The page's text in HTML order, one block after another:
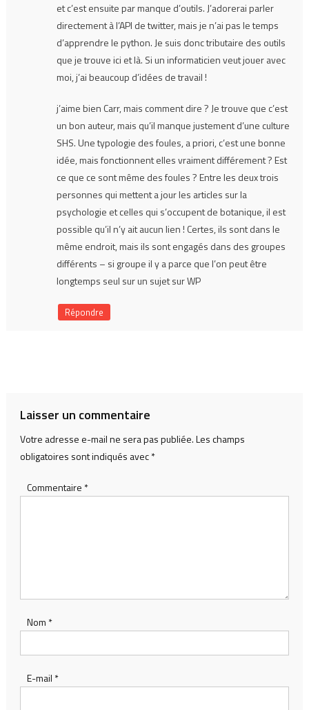
et c’est ensuite par manque d’outils. J’adorerai parler
directement à l’API de twitter, mais je n’ai pas le temps
d’apprendre le python. Je suis donc tributaire des outils
que je trouve ici et là. Si un informaticien veut jouer avec
moi, j’ai beaucoup d’idées de travail !
j’aime bien Carr, mais comment dire ? Je trouve que c’est
un bon auteur, mais qu’il manque justement d’une culture
SHS. Une typologie des foules, a priori, c’est une bonne
idée, mais fonctionnent elles vraiment différement ? Est
ce que ce sont même des foules ? Entre les deux trois
personnes qui mettent a jour les articles sur la
psychologie et celles qui s’occupent de botanique, il est
possible qu’il n’y ait aucun lien ! Certes, ils sont dans le
même endroit, mais ils sont engagés dans des groupes
différents – si groupe il y a parce que l’on peut être
longtemps seul sur un sujet sur WP
Répondre
Laisser un commentaire
Votre adresse e-mail ne sera pas publiée.Les champs
obligatoires sont indiqués avec*
Commentaire *
Nom *
E-mail *